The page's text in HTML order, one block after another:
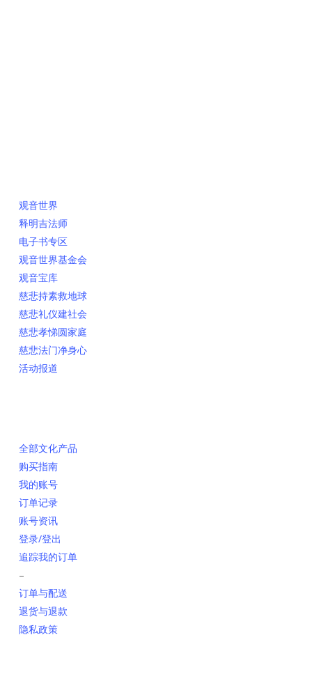
观音世界
释明吉法师
电子书专区
观音世界基金会
观音宝库
慈悲持素救地球
慈悲礼仪建社会
慈悲孝悌圆家庭
慈悲法门净身心
活动报道
全部文化产品
购买指南
我的账号
订单记录
账号资讯
登录/登出
追踪我的订单
–
订单与配送
退货与退款
隐私政策